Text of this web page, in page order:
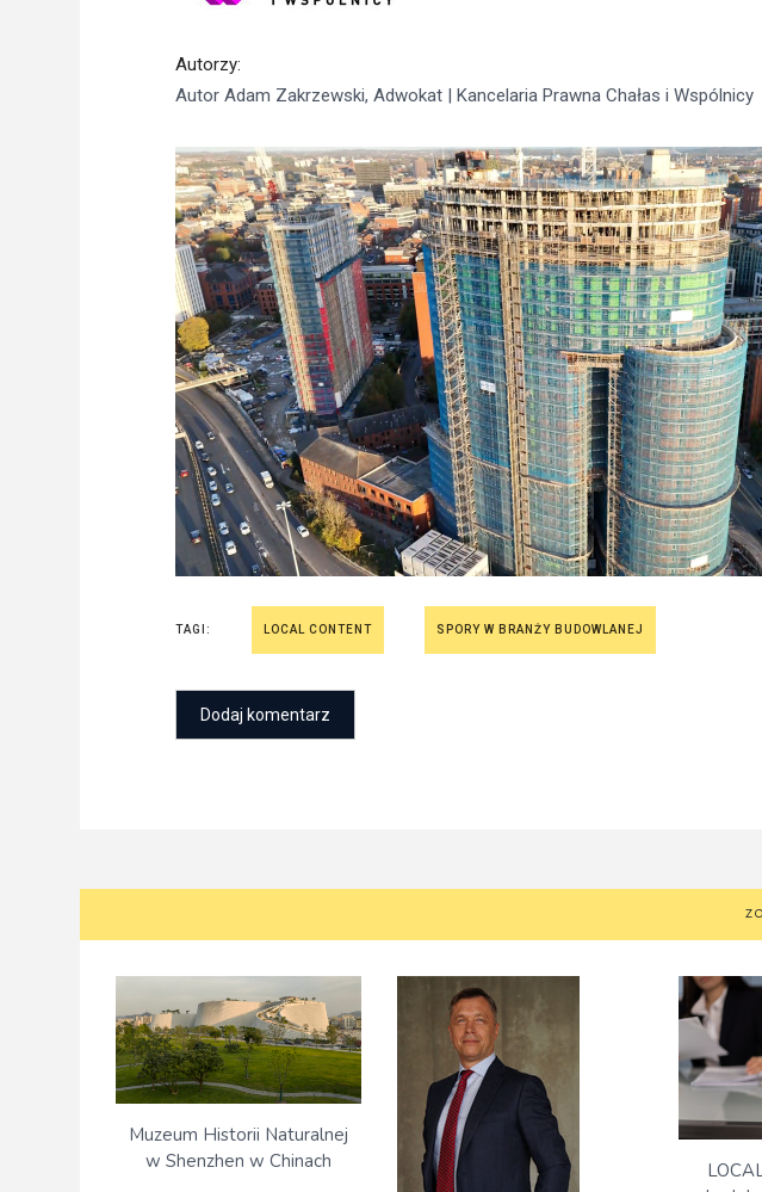
Autorzy:
Autor Adam Zakrzewski, Adwokat | Kancelaria Prawna Chałas i Wspólnicy
TAGI: LOCAL CONTENT SPORY W BRANŻY BUDOWLANEJ
Muzeum Historii Naturalnej
w Shenzhen w Chinach